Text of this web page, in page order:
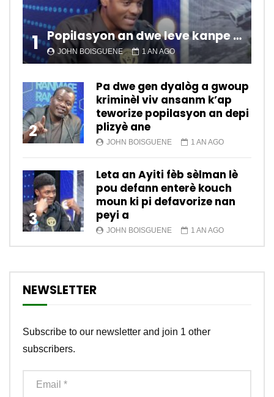
1 Popilasyon an dwe leve kanpe pou chanje sitiyasyon kawotik l’ap viv nan peyi a.
JOHN BOISGUENE 1 AN AGO
2
Pa dwe gen dyalòg a gwoup
kriminèl viv ansanm k’ap
teworize popilasyon an depi
plizyè ane
JOHN BOISGUENE 1 AN AGO
3
Leta an Ayiti fèb sèlman lè
pou defann enterè kouch
moun ki pi defavorize nan
peyi a
JOHN BOISGUENE 1 AN AGO
NEWSLETTER
Subscribe to our newsletter and join 1 other
subscribers.